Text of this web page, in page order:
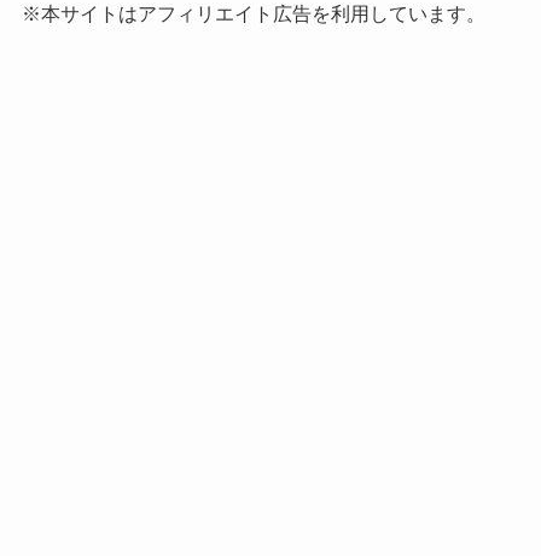
※本サイトはアフィリエイト広告を利用しています。